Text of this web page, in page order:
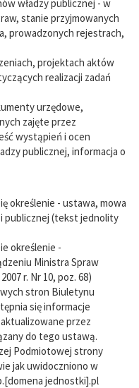
władzy publicznej - w
stanie przyjmowanych
prowadzonych rejestrach,
projektach aktów
realizacji zadań
urzędowe,
zajęte przez
wystąpień i ocen
publicznej, informacja o
określenie - ustawa, mowa
publicznej (tekst jednolity
określenie -
Ministra Spraw
r. Nr 10, poz. 68)
stron Biuletynu
się informacje
przez
do tego ustawą.
Podmiotowej strony
jak uwidoczniono w
jednostki].pl